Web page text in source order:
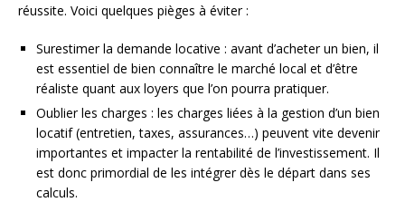
réussite. Voici quelques pièges à éviter :
Surestimer la demande locative : avant d’acheter un bien, il
est essentiel de bien connaître le marché local et d’être
réaliste quant aux loyers que l’on pourra pratiquer.
Oublier les charges : les charges liées à la gestion d’un bien
locatif (entretien, taxes, assurances…) peuvent vite devenir
importantes et impacter la rentabilité de l’investissement. Il
est donc primordial de les intégrer dès le départ dans ses
calculs.